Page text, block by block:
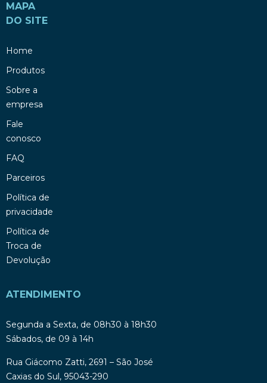
MAPA
DO SITE
Home
Produtos
Sobre a
empresa
Fale
conosco
FAQ
Parceiros
Política de
privacidade
Política de
Troca de
Devolução
ATENDIMENTO
Segunda a Sexta, de 08h30 à 18h30
Sábados, de 09 à 14h
Rua Giácomo Zatti, 2691 – São José
Caxias do Sul, 95043-290